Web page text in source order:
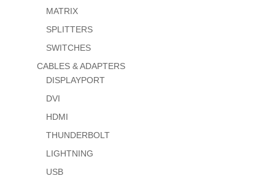
MATRIX
SPLITTERS
SWITCHES
CABLES & ADAPTERS
DISPLAYPORT
DVI
HDMI
THUNDERBOLT
LIGHTNING
USB